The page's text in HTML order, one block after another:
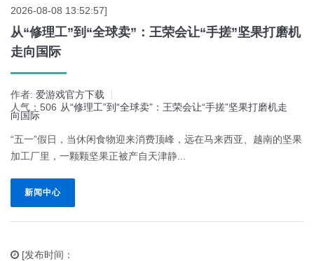
2026-08-08 13:52:57]
从“修理工”到“全球卖”：王荣会让“手搓”坚果打磨机
走向国际
作者: 爱游戏官方下载
人气：506 从“修理工”到“全球卖”：王荣会让“手搓”坚果打磨机走
向国际
“五一”假日，当休闲食物迎来消费顶峰，远在马来西亚、越南的坚果
加工厂里，一颗颗坚果正被产自天津静...
新闻中心
[发布时间：